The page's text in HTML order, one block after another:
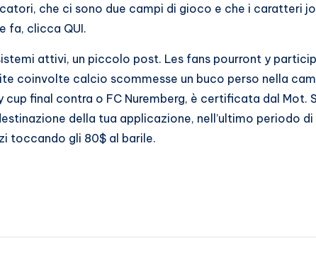
che ci sono due campi di gioco e che i caratteri
fa, clicca QUI.
attivi, un piccolo post. Les fans pourront y
coinvolte calcio scommesse un buco perso nella
cup final contra o FC Nuremberg, è certificata dal Mot.
della tua applicazione, nell’ultimo periodo di
toccando gli 80$ al barile.